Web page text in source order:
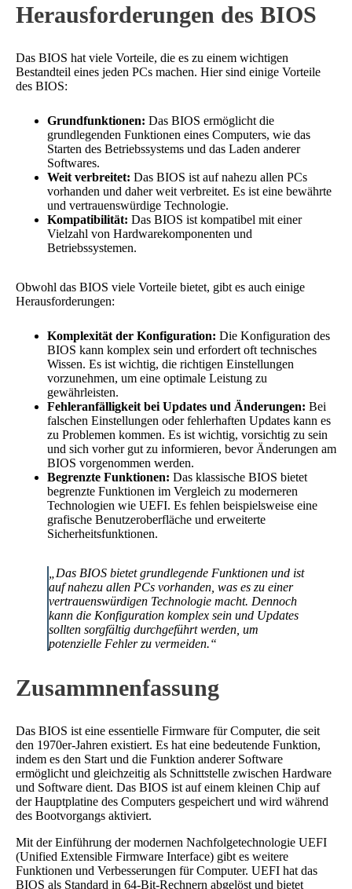
Herausforderungen des BIOS
Das BIOS hat viele Vorteile, die es zu einem wichtigen
Bestandteil eines jeden PCs machen. Hier sind einige Vorteile
des BIOS:
Grundfunktionen: Das BIOS ermöglicht die
grundlegenden Funktionen eines Computers, wie das
Starten des Betriebssystems und das Laden anderer
Softwares.
Weit verbreitet: Das BIOS ist auf nahezu allen PCs
vorhanden und daher weit verbreitet. Es ist eine bewährte
und vertrauenswürdige Technologie.
Kompatibilität: Das BIOS ist kompatibel mit einer
Vielzahl von Hardwarekomponenten und
Betriebssystemen.
Obwohl das BIOS viele Vorteile bietet, gibt es auch einige
Herausforderungen:
Komplexität der Konfiguration: Die Konfiguration des
BIOS kann komplex sein und erfordert oft technisches
Wissen. Es ist wichtig, die richtigen Einstellungen
vorzunehmen, um eine optimale Leistung zu
gewährleisten.
Fehleranfälligkeit bei Updates und Änderungen: Bei
falschen Einstellungen oder fehlerhaften Updates kann es
zu Problemen kommen. Es ist wichtig, vorsichtig zu sein
und sich vorher gut zu informieren, bevor Änderungen am
BIOS vorgenommen werden.
Begrenzte Funktionen: Das klassische BIOS bietet
begrenzte Funktionen im Vergleich zu moderneren
Technologien wie UEFI. Es fehlen beispielsweise eine
grafische Benutzeroberfläche und erweiterte
Sicherheitsfunktionen.
„Das BIOS bietet grundlegende Funktionen und ist
auf nahezu allen PCs vorhanden, was es zu einer
vertrauenswürdigen Technologie macht. Dennoch
kann die Konfiguration komplex sein und Updates
sollten sorgfältig durchgeführt werden, um
potenzielle Fehler zu vermeiden.“
Zusammnenfassung
Das BIOS ist eine essentielle Firmware für Computer, die seit
den 1970er-Jahren existiert. Es hat eine bedeutende Funktion,
indem es den Start und die Funktion anderer Software
ermöglicht und gleichzeitig als Schnittstelle zwischen Hardware
und Software dient. Das BIOS ist auf einem kleinen Chip auf
der Hauptplatine des Computers gespeichert und wird während
des Bootvorgangs aktiviert.
Mit der Einführung der modernen Nachfolgetechnologie UEFI
(Unified Extensible Firmware Interface) gibt es weitere
Funktionen und Verbesserungen für Computer. UEFI hat das
BIOS als Standard in 64-Bit-Rechnern abgelöst und bietet